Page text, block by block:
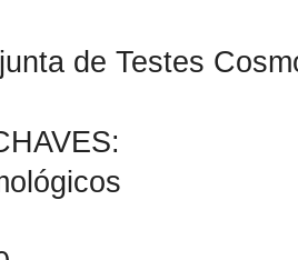
de Testes